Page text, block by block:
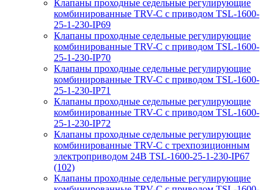
Клапаны проходные седельные регулирующие
комбинированные TRV-С с приводом TSL-1600-
25-1-230-IP69
Клапаны проходные седельные регулирующие
комбинированные TRV-С с приводом TSL-1600-
25-1-230-IP70
Клапаны проходные седельные регулирующие
комбинированные TRV-С с приводом TSL-1600-
25-1-230-IP71
Клапаны проходные седельные регулирующие
комбинированные TRV-С с приводом TSL-1600-
25-1-230-IP72
Клапаны проходные седельные регулирующие
комбинированные TRV-С с трехпозиционным
электроприводом 24В TSL-1600-25-1-230-IP67
(102)
Клапаны проходные седельные регулирующие